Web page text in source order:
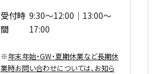
受付時
間
9:30〜12:00｜13:00〜
17:00
※年末年始・GW・夏期休業など⻑期休
業時お問い合わせについては、お知ら